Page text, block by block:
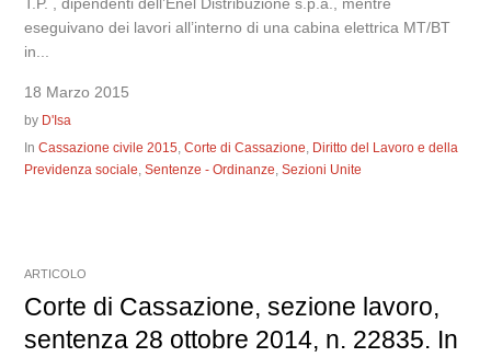
eseguivano dei lavori all’interno di una cabina elettrica MT/BT
in...
18 Marzo 2015
by D'Isa
InCassazione civile 2015,Corte di Cassazione, Diritto del Lavoro e della
Previdenza sociale,Sentenze - Ordinanze,Sezioni Unite
ARTICOLO
Corte di Cassazione, sezione lavoro,
sentenza 28 ottobre 2014, n. 22835. In